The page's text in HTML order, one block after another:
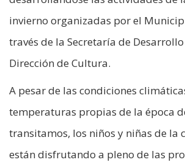
invierno organizadas por el
través de la Secretaría de
Dirección de Cultura.
A pesar de las condiciones
temperaturas propias de la época
transitamos, los niños y niñas de la
están disfrutando a pleno de las